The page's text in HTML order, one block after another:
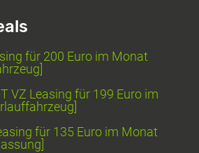
für 200 Euro im Monat
VZ Leasing für 199 Euro im
für 135 Euro im Monat